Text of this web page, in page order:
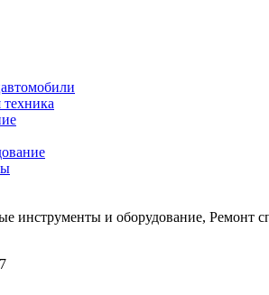
инструменты и оборудование, Ремонт